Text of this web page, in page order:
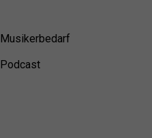
Musikerbedarf
Podcast